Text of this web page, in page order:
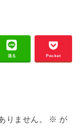
送る Pocket
りません。 ※ が